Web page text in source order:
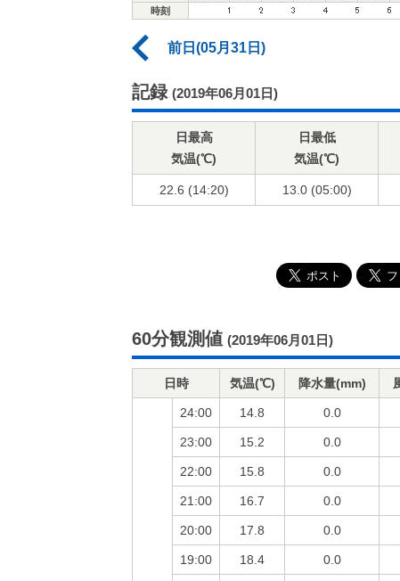
時刻
前日(05月31日)
記録 (2019年06月01日)
日最高
気温(℃)
日最低
気温(℃)
22.6 (14:20) 13.0 (05:00)
60分観測値 (2019年06月01日)
日時 気温(℃) 降水量(mm)
24:00 14.8 0.0
23:00 15.2 0.0
22:00 15.8 0.0
21:00 16.7 0.0
20:00 17.8 0.0
19:00 18.4 0.0